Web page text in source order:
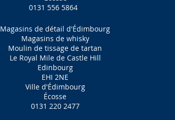
0131 556 5864
Magasins de détail d'Édimbourg
Magasins de whisky
Moulin de tissage de tartan
Le Royal Mile de Castle Hill
Edinbourg
EHI 2NE
Ville d'Édimbourg
Écosse
0131 220 2477